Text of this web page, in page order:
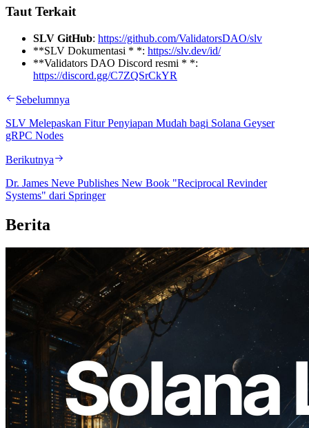
Taut Terkait
SLV GitHub: https://github.com/ValidatorsDAO/slv
**SLV Dokumentasi * *: https://slv.dev/id/
**Validators DAO Discord resmi * *:
https://discord.gg/C7ZQSrCkYR
Sebelumnya
SLV Melepaskan Fitur Penyiapan Mudah bagi Solana Geyser
gRPC Nodes
Berikutnya
Dr. James Neve Publishes New Book "Reciprocal Revinder
Systems" dari Springer
Berita
2026.08.05